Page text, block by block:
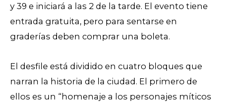
y 39 e iniciará a las 2 de la tarde. El evento tiene
entrada gratuita, pero para sentarse en
graderías deben comprar una boleta.
El desfile está dividido en cuatro bloques que
narran la historia de la ciudad. El primero de
ellos es un “homenaje a los personajes míticos